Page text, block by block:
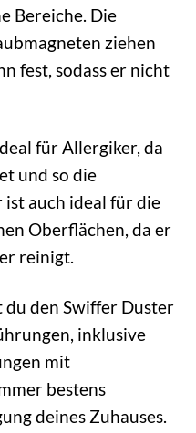
Bereiche. Die
ziehen
fest, sodass er nicht
für Allergiker, da
und so die
auch ideal für die
Oberflächen, da er
reinigt.
du den Swiffer Duster
inklusive
mit
bestens
deines Zuhauses.